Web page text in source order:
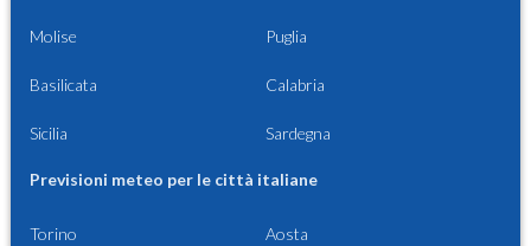
Molise Puglia
Basilicata Calabria
Sicilia Sardegna
Previsioni meteo per le città italiane
Torino Aosta